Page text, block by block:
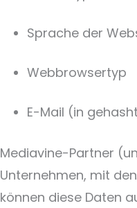
Sprache der
Webbrowsertyp
E-Mail (in
Mediavine-Partner
Unternehmen, mit
können diese Daten